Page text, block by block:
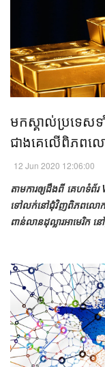
មក​ស្គាល់​ប្រទេស​ទ
ជាង​គេ​លើ​ពិភពល
12 Jun 2020 12:06:00
តាមការឲ្យដឹងពី គេហទំព័
ទៅលក់នៅជុំវិញពិភពល
ពាន់លានដុល្លារអាមេរិក នៅ